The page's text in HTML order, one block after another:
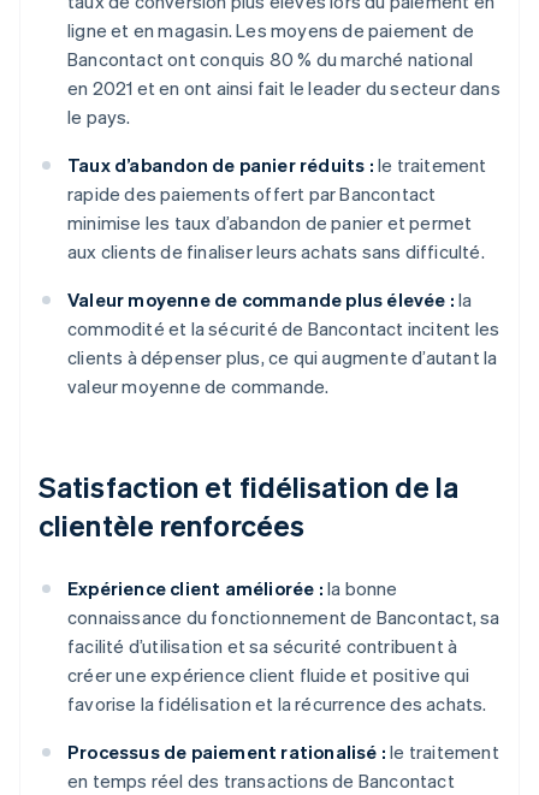
ligne et en magasin. Les moyens de paiement de
Bancontact ont conquis 80 % du marché national
en 2021 et en ont ainsi fait le leader du secteur dans
le pays.
Taux d’abandon de panier réduits : le traitement
rapide des paiements offert par Bancontact
minimise les taux d’abandon de panier et permet
aux clients de finaliser leurs achats sans difficulté.
Valeur moyenne de commande plus élevée : la
commodité et la sécurité de Bancontact incitent les
clients à dépenser plus, ce qui augmente d’autant la
valeur moyenne de commande.
Satisfaction et fidélisation de la
clientèle renforcées
Expérience client améliorée : la bonne
connaissance du fonctionnement de Bancontact, sa
facilité d’utilisation et sa sécurité contribuent à
créer une expérience client fluide et positive qui
favorise la fidélisation et la récurrence des achats.
Processus de paiement rationalisé : le traitement
en temps réel des transactions de Bancontact